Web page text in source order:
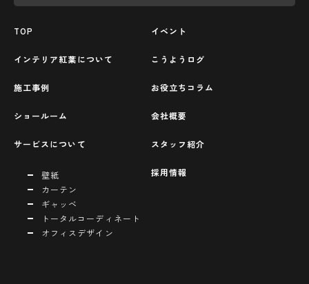
TOP
インテリア紅葉について
施工事例
ショールーム
サービスについて
壁紙
カーテン
ギャッベ
トータルコーディネート
オフィスデザイン
イベント
こうようログ
お役立ちコラム
会社概要
スタッフ紹介
採用情報